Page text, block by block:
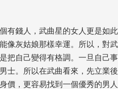
有錢人，武曲星的女人更是如
像灰姑娘那樣幸運。所以，對
把自己變得有格調。一旦自己
士。所以在武曲看來，先立業
價，更容易找到一個優秀的男